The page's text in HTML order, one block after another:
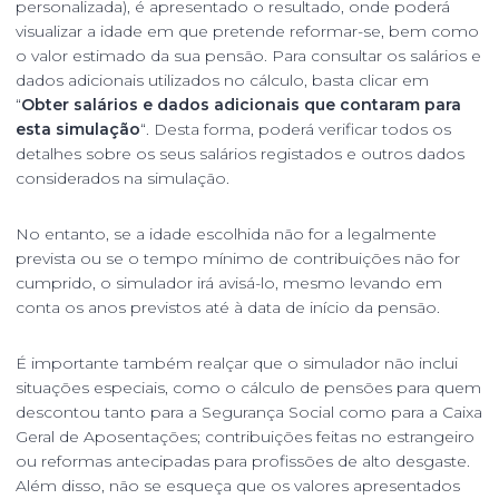
personalizada), é apresentado o resultado, onde poderá
visualizar a idade em que pretende reformar-se, bem como
o valor estimado da sua pensão. Para consultar os salários e
dados adicionais utilizados no cálculo, basta clicar em
“Obter salários e dados adicionais que contaram para
esta simulação“. Desta forma, poderá verificar todos os
detalhes sobre os seus salários registados e outros dados
considerados na simulação.
No entanto, se a idade escolhida não for a legalmente
prevista ou se o tempo mínimo de contribuições não for
cumprido, o simulador irá avisá-lo, mesmo levando em
conta os anos previstos até à data de início da pensão.
É importante também realçar que o simulador não inclui
situações especiais, como o cálculo de pensões para quem
descontou tanto para a Segurança Social como para a Caixa
Geral de Aposentações; contribuições feitas no estrangeiro
ou reformas antecipadas para profissões de alto desgaste.
Além disso, não se esqueça que os valores apresentados